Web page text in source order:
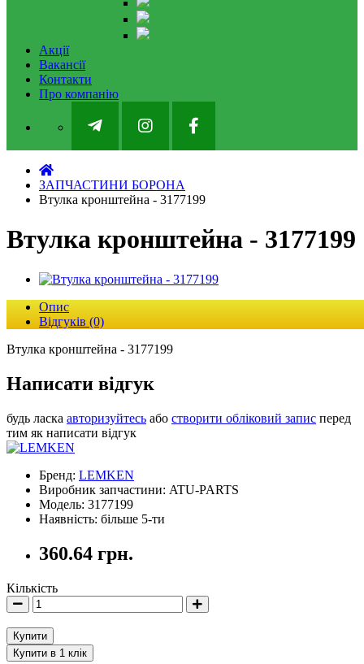
Акції
Вакансії
Контакти
Про компанію
ЗАПЧАСТИНИ БОРОНА
Втулка кронштейна - 3177199
Втулка кронштейна - 3177199
Опис
Відгуків (0)
Втулка кронштейна - 3177199
Написати відгук
будь ласка авторизуйтесь або створити обліковий запис перед
тим як написати відгук
Бренд: LEMKEN
Виробник запчастини: ATU-PARTS
Модель: 3177199
Наявність: більше 5-ти
360.64 грн.
Кількість
Купити
Купити в 1 клік